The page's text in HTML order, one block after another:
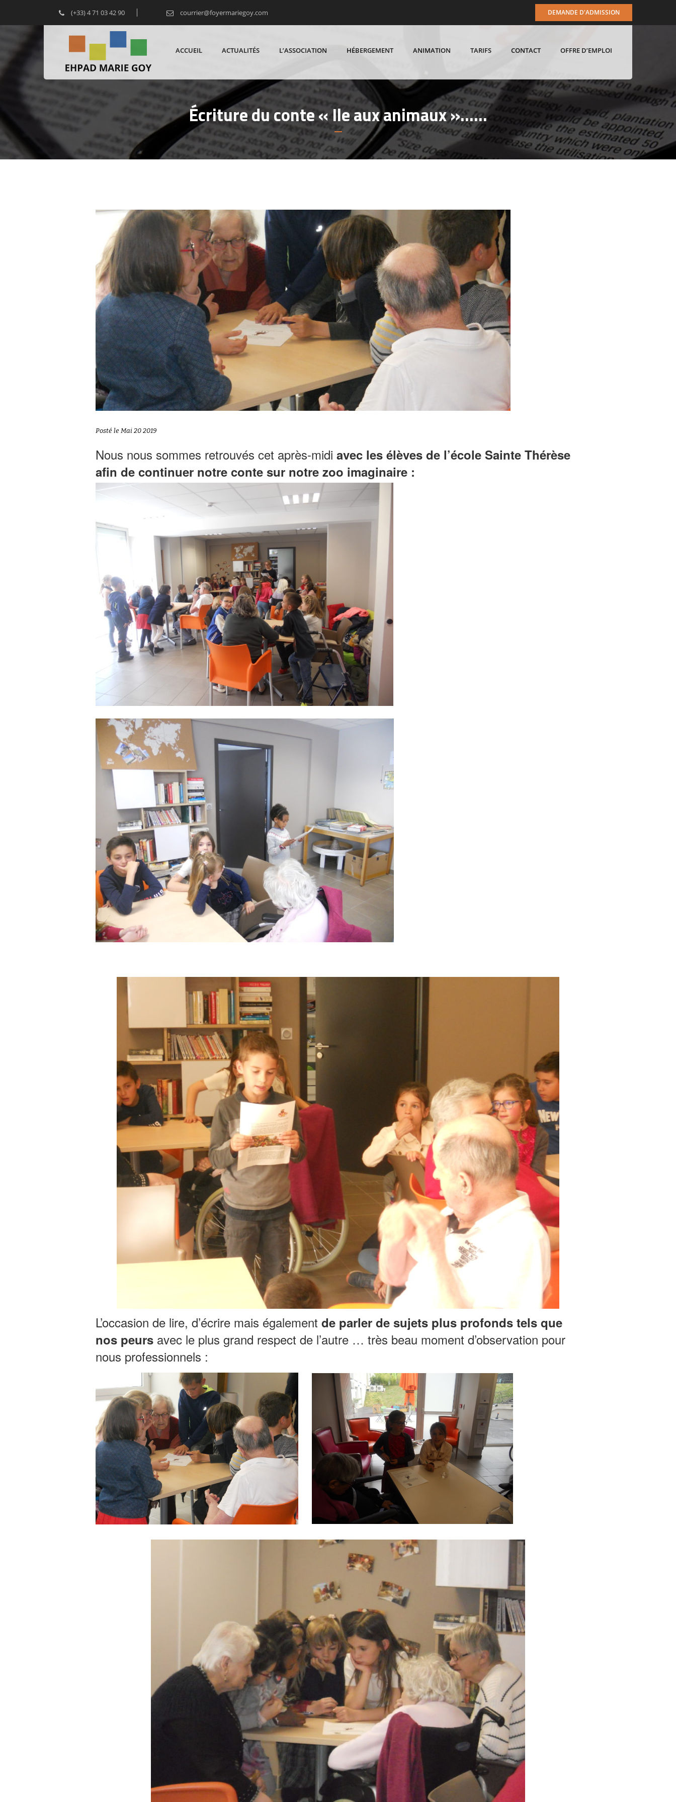
(+33) 4 71 03 42 90 courrier@foyermariegoy.com DEMANDE D'ADMISSION
ACCUEIL ACTUALITÉS L’ASSOCIATION HÉBERGEMENT ANIMATION TARIFS CONTACT OFFRE D’EMPLOI
Écriture du conte « Ile aux animaux »……
Posté le Mai 20 2019
Nous nous sommes retrouvés cet après-midi avec les élèves de l’école Sainte Thérèse
afin de continuer notre conte sur notre zoo imaginaire :
L’occasion de lire, d’écrire mais également de parler de sujets plus profonds tels que
nos peursavec le plus grand respect de l’autre … très beau moment d’observation pour
nous professionnels :